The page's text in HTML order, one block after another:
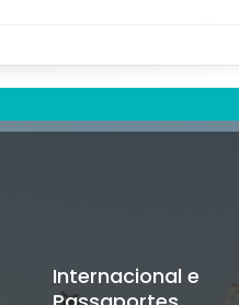
Internacional e